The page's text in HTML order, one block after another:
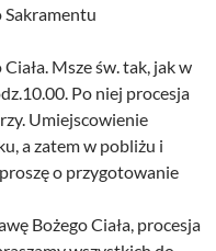
Msze św. tak, jak w
Po niej procesja
Umiejscowienie
a zatem w pobliżu i
o przygotowanie
Bożego Ciała, procesja